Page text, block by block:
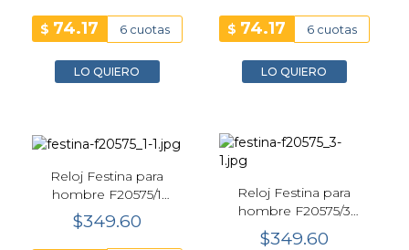
$ 74.17 6 cuotas
LO QUIERO
$ 74.17 6 cuotas
LO QUIERO
Reloj Festina para
hombre F20575/1
Ceramic 44mm Blanco
$349.60
Reloj Festina para
hombre F20575/3
Ceramic 44mm Negro
$349.60